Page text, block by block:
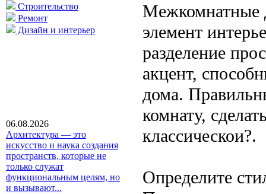
Строительство
Ремонт
Дизайн и интерьер
06.08.2026
Архитектура — это
искусство и наука создания
пространств, которые не
только служат
функциональным целям, но
и вызывают...
Межкомнатные
элемент
разделение
акцент,
дома.
комнату,
классическои?.
Определите